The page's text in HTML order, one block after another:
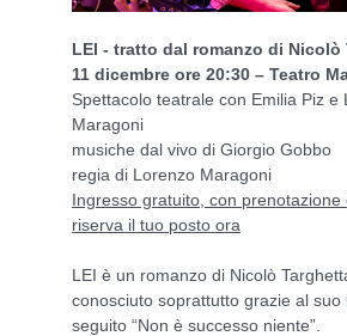
LEI - tratto dal romanzo di Nicolò
11 dicembre ore 20:30 – Teatro
Spettacolo teatrale con Emilia Piz e
Maragoni
musiche dal vivo di Giorgio Gobbo
regia di Lorenzo Maragoni
Ingresso gratuito, con prenotazione
riserva il tuo posto ora
LEI è un romanzo di Nicolò
conosciuto soprattutto grazie al suo
seguito “Non è successo niente”.